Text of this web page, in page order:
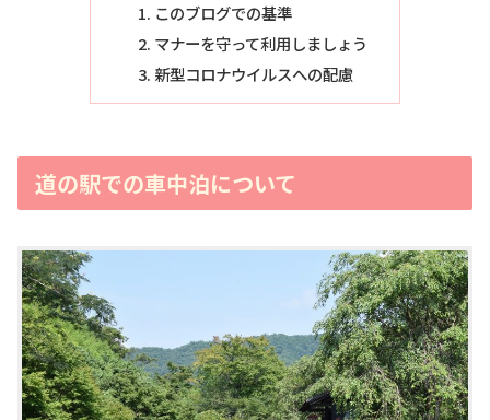
このブログでの基準
マナーを守って利用しましょう
新型コロナウイルスへの配慮
道の駅での車中泊について